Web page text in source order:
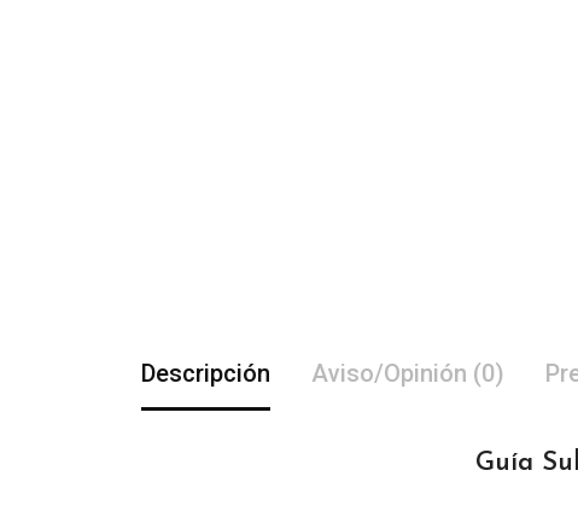
Descripción Aviso/Opinión (0)
Guía